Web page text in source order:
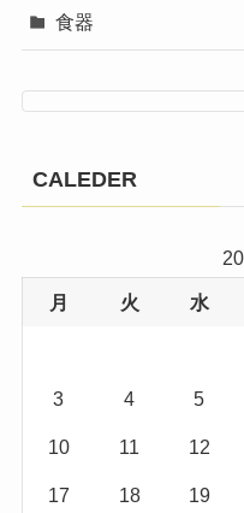
食器
CALEDER
月 火 水
3 4 5
10 11 12
17 18 19